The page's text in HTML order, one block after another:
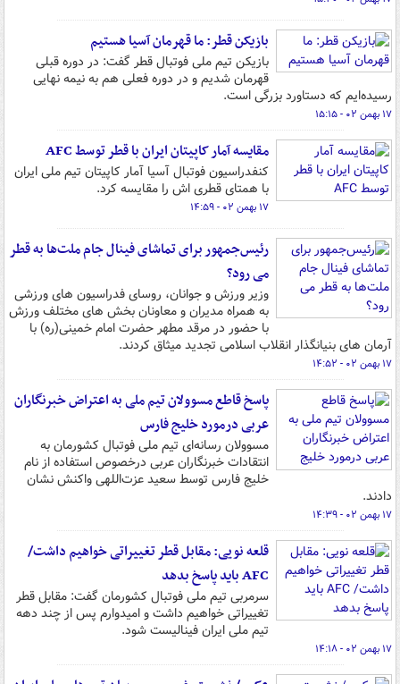
بازیکن قطر: ما قهرمان آسیا هستیم
بازیکن تیم ملی فوتبال قطر گفت: در دوره قبلی
قهرمان شدیم و در دوره فعلی هم به نیمه نهایی
رسیده‌ایم که دستاورد بزرگی است.
۱۷ بهمن ۰۲ - ۱۵:۱۵
مقایسه آمار کاپیتان ایران با قطر توسط AFC
کنفدراسیون فوتبال آسیا آمار کاپیتان تیم ملی ایران
با همتای قطری اش را مقایسه کرد.
۱۷ بهمن ۰۲ - ۱۴:۵۹
رئیس‌جمهور برای تماشای فینال جام ملت‌ها به قطر
می رود؟
وزیر ورزش و جوانان، روسای فدراسیون های ورزشی
به همراه مدیران و معاونان بخش های مختلف ورزش
با حضور در مرقد مطهر حضرت امام خمینی(ره) با
آرمان های بنیانگذار انقلاب اسلامی تجدید میثاق کردند.
۱۷ بهمن ۰۲ - ۱۴:۵۲
پاسخ قاطع مسوولان تیم ملی به اعتراض خبرنگاران
عربی درمورد خلیج فارس
مسوولان رسانه‌ای تیم ملی فوتبال کشورمان به
انتقادات خبرنگاران عربی درخصوص استفاده از نام
خلیج فارس توسط سعید عزت‌اللهی واکنش نشان
دادند.
۱۷ بهمن ۰۲ - ۱۴:۳۹
قلعه نویی: مقابل قطر تغییراتی خواهیم داشت/
AFC باید پاسخ بدهد
سرمربی تیم ملی فوتبال کشورمان گفت: مقابل قطر
تغییراتی خواهیم داشت و امیدوارم پس از چند دهه
تیم ملی ایران فینالیست شود.
۱۷ بهمن ۰۲ - ۱۴:۱۸